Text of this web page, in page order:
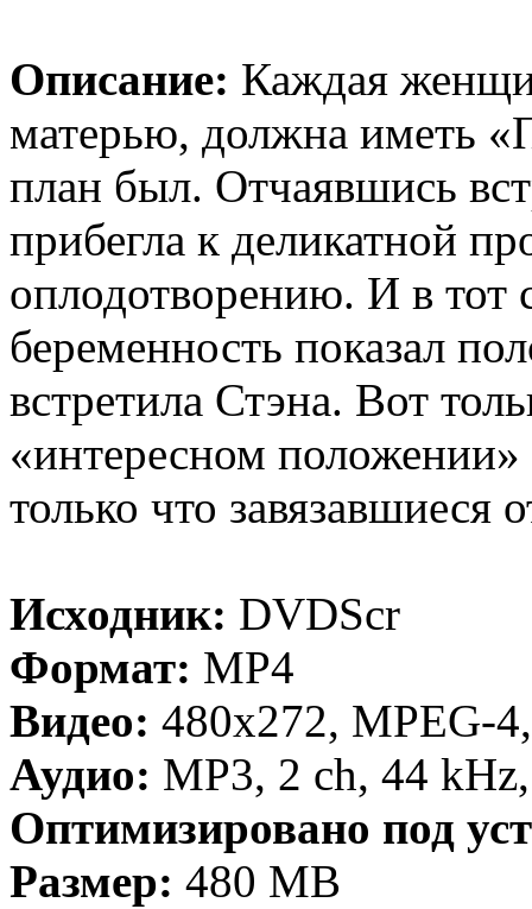
Описание: Каждая
матерью, должна иметь
план был. Отчаявшись
прибегла к деликатной
оплодотворению. И в тот
беременность показал
встретила Стэна. Вот
«интересном
только что завязавшиеся
Исходник: DVDScr
Формат: MP4
Видео: 480x272, MPEG-
Аудио: MP3, 2 ch, 44
Оптимизировано под
Размер: 480 MB